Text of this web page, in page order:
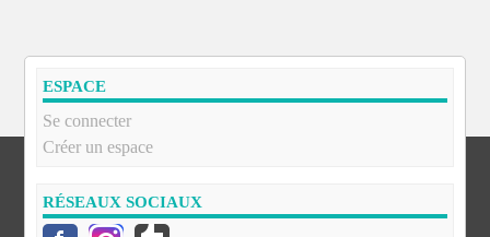
ESPACE
Se connecter
Créer un espace
RÉSEAUX SOCIAUX